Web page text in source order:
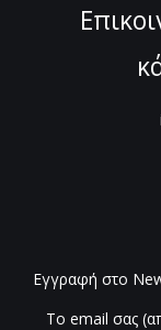
Εγγραφή στο
Το email σας